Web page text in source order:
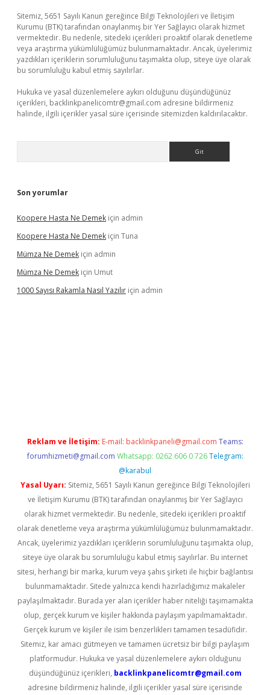
Sitemiz, 5651 Sayılı Kanun gereğince Bilgi Teknolojileri ve İletişim
Kurumu (BTK) tarafından onaylanmış bir Yer Sağlayıcı olarak hizmet
vermektedir. Bu nedenle, sitedeki içerikleri proaktif olarak denetleme
veya araştırma yükümlülüğümüz bulunmamaktadır. Ancak, üyelerimiz
yazdıkları içeriklerin sorumluluğunu taşımakta olup, siteye üye olarak
bu sorumluluğu kabul etmiş sayılırlar.
Hukuka ve yasal düzenlemelere aykırı olduğunu düşündüğünüz
içerikleri, backlinkpanelicomtr@gmail.com adresine bildirmeniz
halinde, ilgili içerikler yasal süre içerisinde sitemizden kaldırılacaktır.
Son yorumlar
Koopere Hasta Ne Demek için admin
Koopere Hasta Ne Demek için Tuna
Mümza Ne Demek için admin
Mümza Ne Demek için Umut
1000 Sayısı Rakamla Nasıl Yazılır için admin
Reklam ve İletişim: E-mail: backlinkpaneli@gmail.com Teams:
forumhizmeti@gmail.com Whatsapp: 0262 606 0 726 Telegram:
@karabul
Yasal Uyarı: Sitemiz, 5651 Sayılı Kanun gereğince Bilgi Teknolojileri
ve İletişim Kurumu (BTK) tarafından onaylanmış bir Yer Sağlayıcı
olarak hizmet vermektedir. Bu nedenle, sitedeki içerikleri proaktif
olarak denetleme veya araştırma yükümlülüğümüz bulunmamaktadır.
Ancak, üyelerimiz yazdıkları içeriklerin sorumluluğunu taşımakta olup,
siteye üye olarak bu sorumluluğu kabul etmiş sayılırlar. Bu internet
sitesi, herhangi bir marka, kurum veya şahıs şirketi ile hiçbir bağlantısı
bulunmamaktadır. Sitede yalnızca kendi hazırladığımız makaleler
paylaşılmaktadır. Burada yer alan içerikler haber niteliği taşımamakta
olup, gerçek kurum ve kişiler hakkında paylaşım yapılmamaktadır.
Gerçek kurum ve kişiler ile isim benzerlikleri tamamen tesadüfidir.
Sitemiz, kar amacı gütmeyen ve tamamen ücretsiz bir bilgi paylaşım
platformudur. Hukuka ve yasal düzenlemelere aykırı olduğunu
düşündüğünüz içerikleri, backlinkpanelicomtr@gmail.com
adresine bildirmeniz halinde, ilgili içerikler yasal süre içerisinde